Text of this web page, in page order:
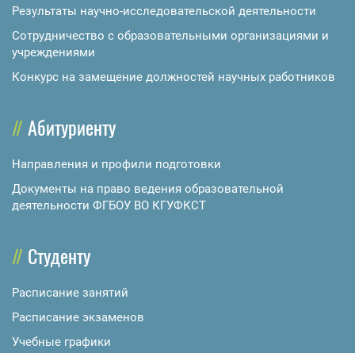
Результаты научно-исследовательской деятельности
Сотрудничество с образовательными организациями и
учреждениями
Конкурс на замещение должностей научных работников
Абитуриенту
Направления и профили подготовки
Документы на право ведения образовательной
деятельности ФГБОУ ВО КГУФКСТ
Студенту
Расписание занятий
Расписание экзаменов
Учебные графики